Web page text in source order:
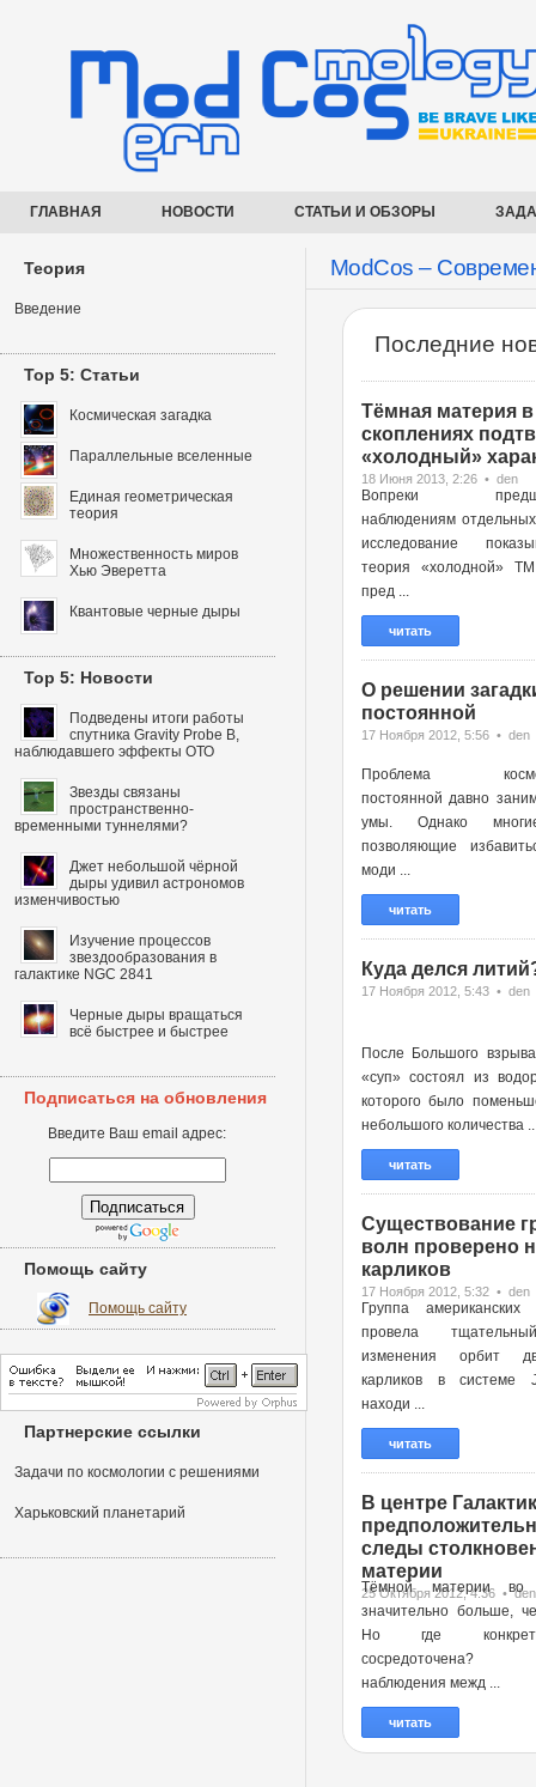
ГЛАВНАЯ НОВОСТИ СТАТЬИ И ОБЗОРЫ
ModCos –
Последние
Тёмная материя в
скоплениях
«холодный»
18 Июня 2013, 2:26 • den
Вопреки
наблюдениям
исследование
теория «холодной»
пред ...
читать
О решении
постоянной
17 Ноября 2012, 5:56 • den
Проблема
постоянной давно
умы. Однако
позволяющие
моди ...
читать
Куда делся
17 Ноября 2012, 5:43 • den
После Большого
«суп» состоял из
которого было
небольшого количества
читать
Существование
волн проверено
карликов
17 Ноября 2012, 5:32 • den
Группа американских
провела
изменения орбит
карликов в системе
находи ...
читать
В центре
следы
материи
25 Октября 2012, 4:36 • den
Тёмной материи во
значительно больше,
Но где
наблюдения межд ...
читать
Теория
Введение
Top 5: Статьи
Космическая загадка
Параллельные вселенные
Единая геометрическая
теория
Множественность миров
Хью Эверетта
Квантовые черные дыры
Top 5: Новости
Подведены итоги работы
спутника Gravity Probe B,
наблюдавшего эффекты ОТО
Звезды связаны
пространственно-
временными туннелями?
Джет небольшой чёрной
дыры удивил астрономов
изменчивостью
Изучение процессов
звездообразования в
галактике NGC 2841
Черные дыры вращаться
всё быстрее и быстрее
Подписаться на обновления
Введите Ваш email адрес:
Помощь сайту
Помощь сайту
Партнерские ссылки
Задачи по космологии с решениями
Харьковский планетарий